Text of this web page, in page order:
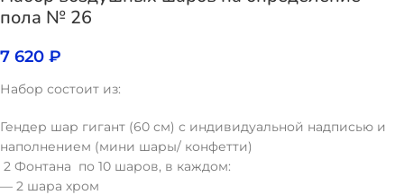
пола № 26
7 620 ₽
Набор состоит из:
Гендер шар гигант (60 см) с индивидуальной надписью и
наполнением (мини шары/ конфетти)
2 Фонтана по 10 шаров, в каждом:
— 2 шара хром